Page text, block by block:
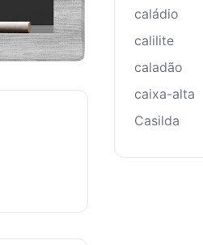
caládio
calilite
caladão
caixa-alta
Casilda